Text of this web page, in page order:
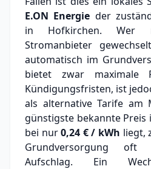
E.ON Energie der
in Hofkirchen.Wer
Stromanbieter
automatisch im
bietet zwar maximale
Kündigungsfristen, ist
als alternative Tarife am
günstigste bekannte
bei nur0,24 € / kWh liegt,
Grundversorgung oft
Aufschlag. Ein